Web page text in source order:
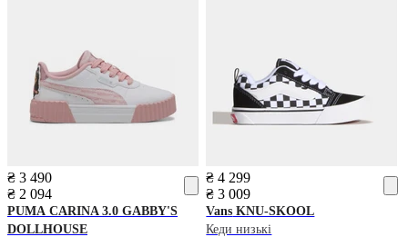
₴ 3 490
₴ 2 094
PUMA CARINA 3.0 GABBY'S
DOLLHOUSE
₴ 4 299
₴ 3 009
Vans KNU-SKOOL
Кеди низькі